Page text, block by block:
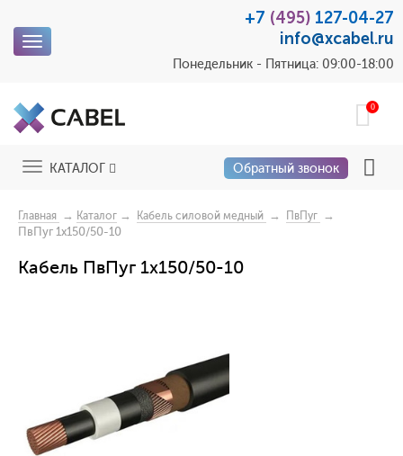
Toggle
+7 (495) 127-04-27
info@xcabel.ru
Понедельник - Пятница: 09:00-18:00
0
ToggleКАТАЛОГ Обратный звонок
Главная → Каталог → Кабель силовой медный → ПвПуг →
ПвПуг 1x150/50-10
Кабель ПвПуг 1x150/50-10